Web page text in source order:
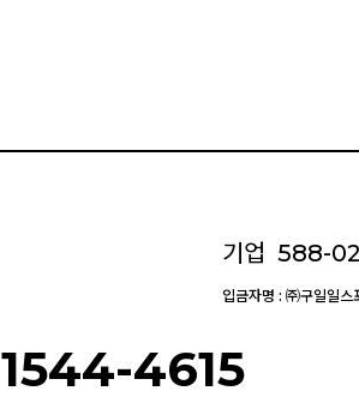
기업 588-
입금자명 : ㈜구일일스
1544-4615